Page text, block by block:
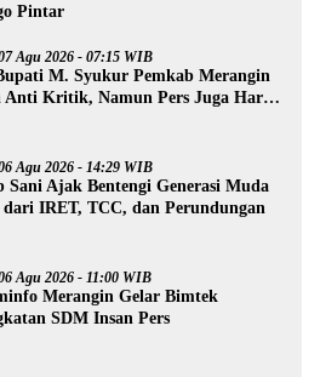
Pintar
Agu 2026 - 07:15 WIB
M. Syukur Pemkab Merangin
Anti Kritik, Namun Pers Juga Harus
Agu 2026 - 14:29 WIB
Sani Ajak Bentengi Generasi Muda
IRET, TCC, dan Perundungan
Agu 2026 - 11:00 WIB
Merangin Gelar Bimtek
SDM Insan Pers